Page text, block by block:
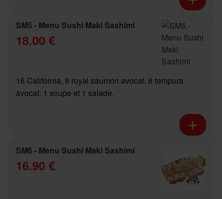
SM5 - Menu Sushi Maki Sashimi
18.00 €
16 California, 8 royal saumon avocat, 8 tempura
avocat, 1 soupe et 1 salade.
SM6 - Menu Sushi Maki Sashimi
16.90 €